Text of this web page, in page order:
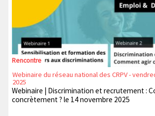
Rencontre
Webinaire du réseau national des CRPV -
2025
Webinaire | Discrimination et recrutement :
concrètement ? le 14 novembre 2025